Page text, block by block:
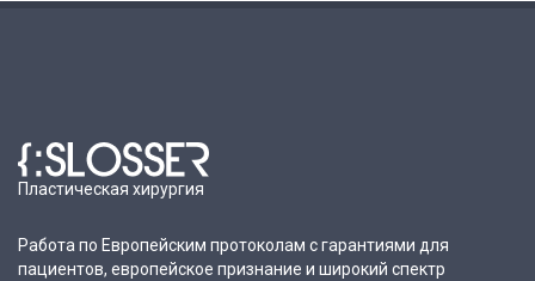
Пластическая хирургия
Работа по Европейским протоколам с гарантиями для
пациентов, европейское признание и широкий спектр